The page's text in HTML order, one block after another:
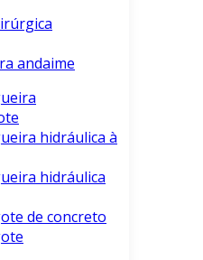
andaime
hidráulica à
hidráulica
de concreto